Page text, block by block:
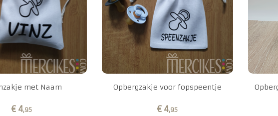
met Naam
€ 4,95
Opbergzakje voor fopspeentje
€ 4,95